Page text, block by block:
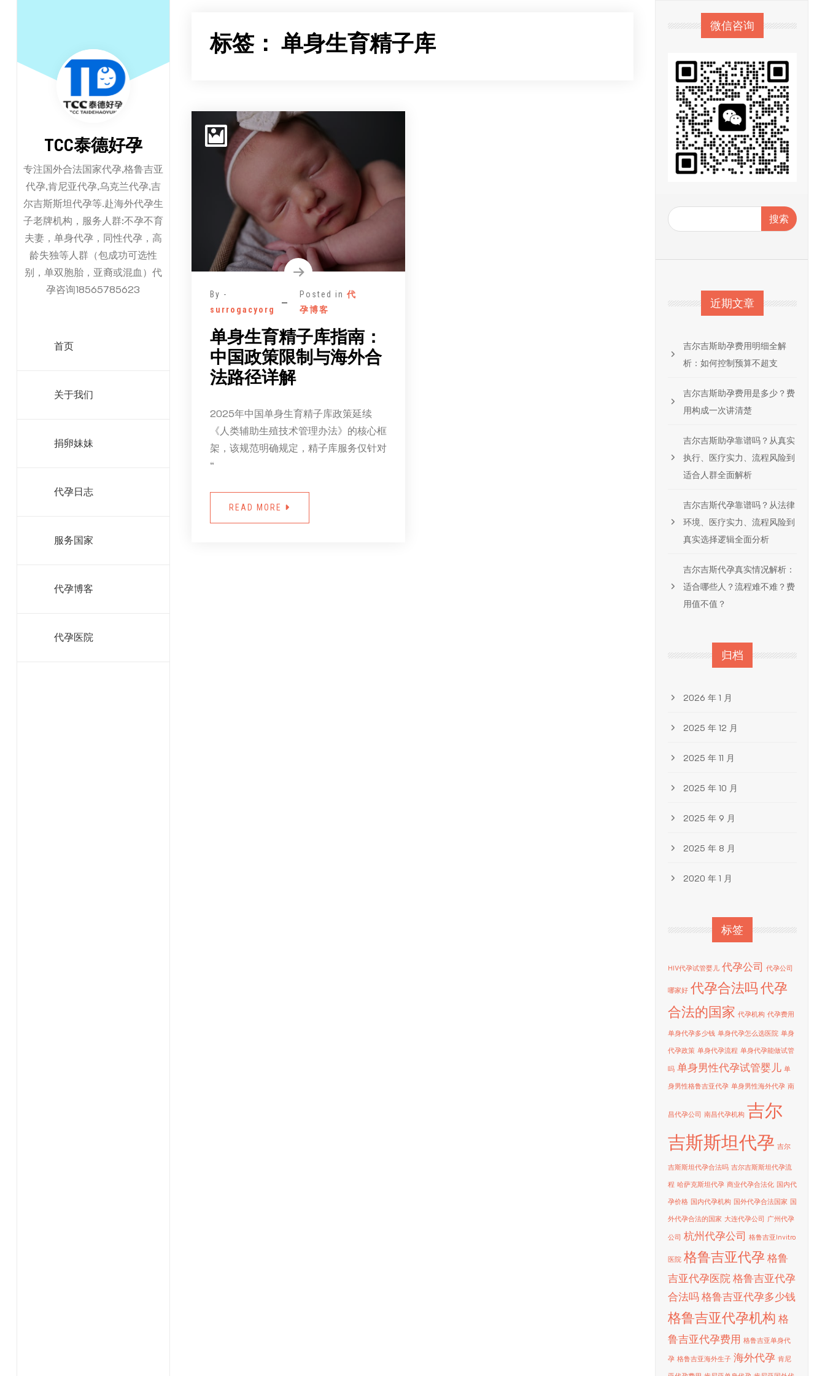
TCC泰德好孕
专注国外合法国家代孕,格鲁吉亚
代孕,肯尼亚代孕,乌克兰代孕,吉
尔吉斯斯坦代孕等.赴海外代孕生
子老牌机构，服务人群:不孕不育
夫妻，单身代孕，同性代孕，高
龄失独等人群（包成功可选性
别，单双胞胎，亚裔或混血）代
孕咨询18565785623
首页
关于我们
捐卵妹妹
代孕日志
服务国家
代孕博客
代孕医院
标签： 单身生育精子库
By -
surrogacyorg
Posted in 代
孕博客
单身生育精子库指南：
中国政策限制与海外合
法路径详解
2025年中国单身生育精子库政策延续
《人类辅助生殖技术管理办法》的核心框
架，该规范明确规定，精子库服务仅针对
“
READ MORE
微信咨询
搜索
近期文章
吉尔吉斯助孕费用明细全解
析：如何控制预算不超支
吉尔吉斯助孕费用是多少？费
用构成一次讲清楚
吉尔吉斯助孕靠谱吗？从真实
执行、医疗实力、流程风险到
适合人群全面解析
吉尔吉斯代孕靠谱吗？从法律
环境、医疗实力、流程风险到
真实选择逻辑全面分析
吉尔吉斯代孕真实情况解析：
适合哪些人？流程难不难？费
用值不值？
归档
2026 年 1 月
2025 年 12 月
2025 年 11 月
2025 年 10 月
2025 年 9 月
2025 年 8 月
2020 年 1 月
标签
HIV代孕试管婴儿 代孕公司 代孕公司
哪家好 代孕合法吗代孕
合法的国家 代孕机构 代孕费用
单身代孕多少钱 单身代孕怎么选医院 单身
代孕政策 单身代孕流程 单身代孕能做试管
吗 单身男性代孕试管婴儿 单
身男性格鲁吉亚代孕 单身男性海外代孕 南
昌代孕公司 南昌代孕机构 吉尔
吉斯斯坦代孕 吉尔
吉斯斯坦代孕合法吗 吉尔吉斯斯坦代孕流
程 哈萨克斯坦代孕 商业代孕合法化 国内代
孕价格 国内代孕机构 国外代孕合法国家 国
外代孕合法的国家 大连代孕公司 广州代孕
公司 杭州代孕公司 格鲁吉亚Invitro
医院 格鲁吉亚代孕 格鲁
吉亚代孕医院 格鲁吉亚代孕
合法吗格鲁吉亚代孕多少钱
格鲁吉亚代孕机构 格
鲁吉亚代孕费用 格鲁吉亚单身代
孕 格鲁吉亚海外生子 海外代孕 肯尼